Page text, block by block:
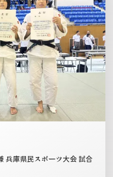
兵庫県民スポーツ大会 試合